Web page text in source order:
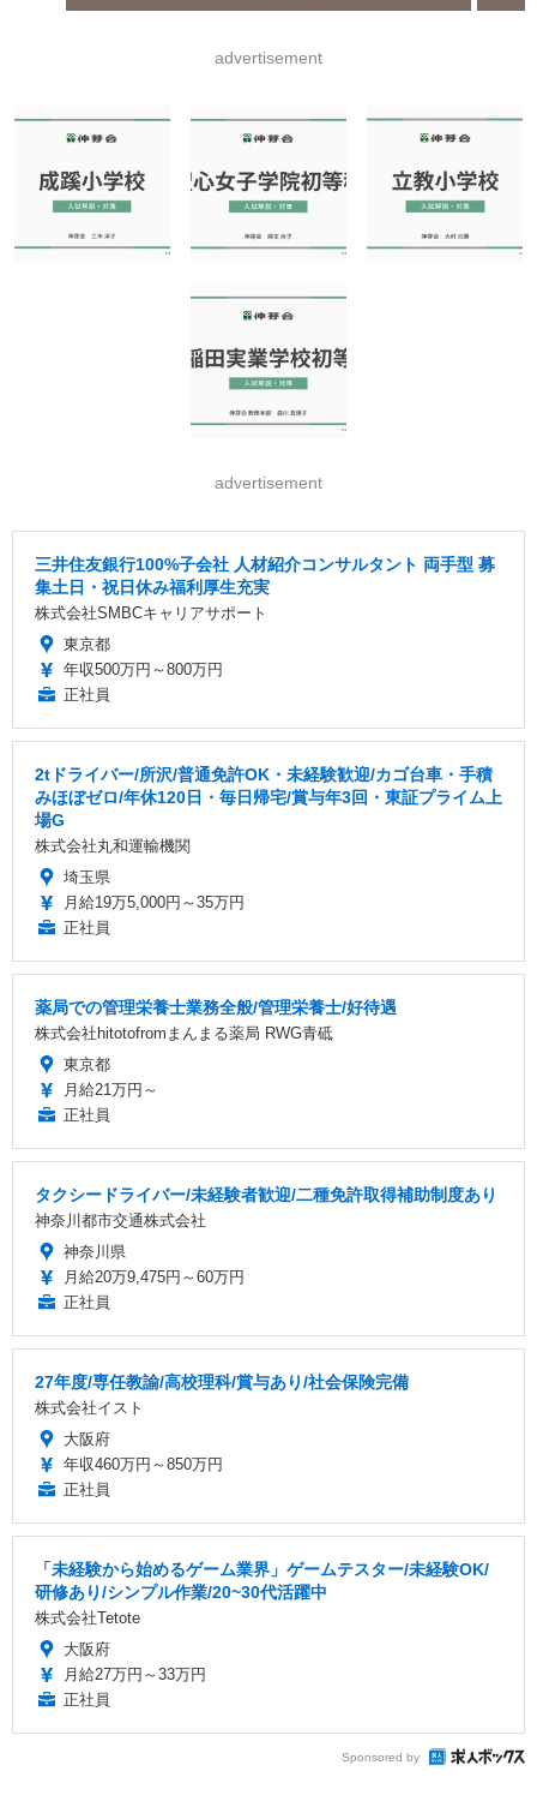
advertisement
advertisement
三井住友銀行100%子会社 人材紹介コンサルタント 両手型 募
集土日・祝日休み福利厚生充実
株式会社SMBCキャリアサポート
東京都
年収500万円～800万円
正社員
2tドライバー/所沢/普通免許OK・未経験歓迎/カゴ台車・手積
みほぼゼロ/年休120日・毎日帰宅/賞与年3回・東証プライム上
場G
株式会社丸和運輸機関
埼玉県
月給19万5,000円～35万円
正社員
薬局での管理栄養士業務全般/管理栄養士/好待遇
株式会社hitotofromまんまる薬局 RWG青砥
東京都
月給21万円～
正社員
タクシードライバー/未経験者歓迎/二種免許取得補助制度あり
神奈川都市交通株式会社
神奈川県
月給20万9,475円～60万円
正社員
27年度/専任教諭/高校理科/賞与あり/社会保険完備
株式会社イスト
大阪府
年収460万円～850万円
正社員
「未経験から始めるゲーム業界」ゲームテスター/未経験OK/
研修あり/シンプル作業/20~30代活躍中
株式会社Tetote
大阪府
月給27万円～33万円
正社員
Sponsored by